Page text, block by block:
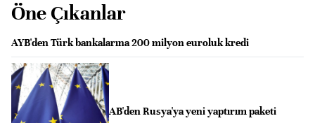
Öne Çıkanlar
AYB'den Türk bankalarına 200 milyon euroluk kredi
AB'den Rusya'ya yeni yaptırım paketi